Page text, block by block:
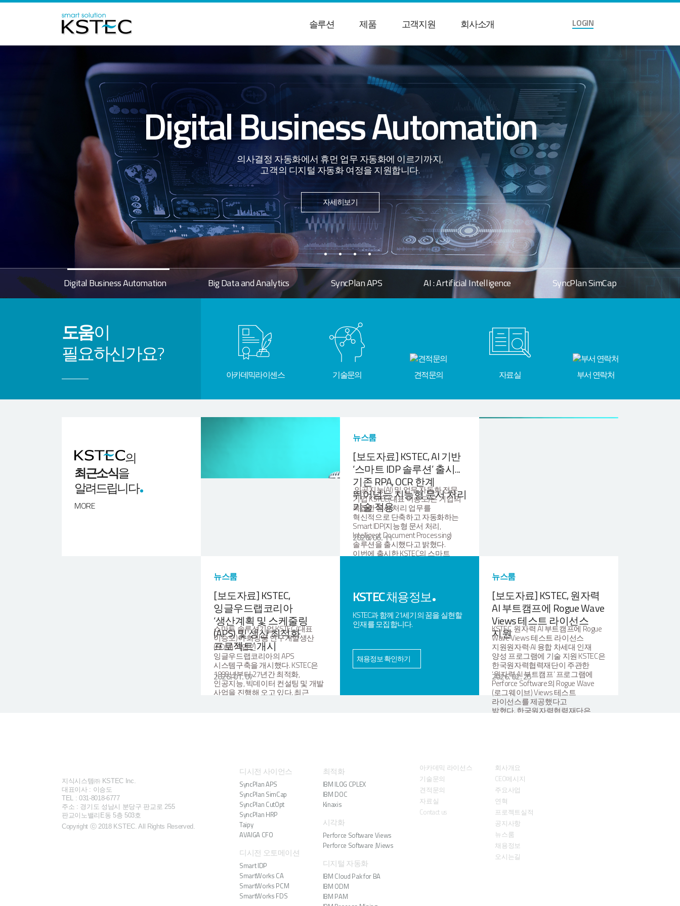
솔루션 제품 고객지원 회사소개 LOGIN
Digital Business Automation
의사결정 자동화에서 휴먼 업무 자동화에 이르기까지,
고객의 디지털 자동화 여정을 지원합니다.
자세히보기
Digital Business Automation Big Data and Analytics SyncPlan APS AI : Artificial Intelligence SyncPlan SimCap
도움이
필요하신가요?
아카데믹라이센스 기술문의 견적문의 자료실 부서 연락처
의
최근소식을
알려드립니다
MORE
뉴스룸
[보도자료] KSTEC, AI 기반
‘스마트 IDP 솔루션’ 출시...
기존 RPA, OCR 한계
뛰어넘는 지능형 문서 처리
기술 적용
인공지능(AI) 및 업무 자동화 전문
기업 KSTEC(대표 이승도)은 기업의
복잡한 문서 처리 업무를
혁신적으로 단축하고 자동화하는
Smart IDP(지능형 문서 처리,
Intelligent Document Processing)
솔루션을 출시했다고 밝혔다.
이번에 출시한 KSTEC의 스마트
(ML) 알고리즘을 결합해 문서의
맥락까지 이해하는 지능형 자동화
확인하고 입력해야 했던 인보이스,
영수증, 계약서, 발주서 등 다양한
추출할 수 있어, 기업의 수작업
부담을 줄이고 업무 효율을
극대화한다. 또한 스마트 IDP는
detection) 등 강화된 전처리(pre-
이르는 전 과정을 자동화함으로써,
수작업 대비 업무 처리 시간을
획기적으로 단축하고 불필요한
관리 비용을 크게 절감한다. KSTEC
Decision사업팀 김정호 기술이사는
“스마트 IDP 솔루션은 당사의
RPA(로보틱 프로세스 자동화),
역량과 결합해 기업의 핵심 자동화
업무 프로세스를 혁신하는 기반이
제약, 공공 등 대규모 문서 처리가
필수적인 산업군을 집중
공략하겠다”고 밝혔다. 한편
2026. 06. 11
뉴스룸
[보도자료] KSTEC, 원자력
AI 부트캠프에 Rogue Wave
Views 테스트 라이선스
지원
KSTEC, 원자력 AI 부트캠프에 Rogue
Wave Views 테스트 라이선스
지원원자력·AI 융합 차세대 인재
양성 프로그램에 기술 지원 KSTEC은
한국원자력협력재단이 주관한
‘원자력 AI 부트캠프’ 프로그램에
Perforce Software의 Rogue Wave
(로그웨이브) Views 테스트
라이선스를 제공했다고
밝혔다. 한국원자력협력재단은
차세대 인재 양성을 목표로
기획되었다. ‘원자력 AI 부트캠프’는
한국원자력협력재단과 UNIST
(울산과학기술원) 원자력공학과가
협력하여 2026년 2월 2일부터 2월
12일까지 약 2주간 진행되었다.
참여 학생들은 CNS(Compact
Nuclear Simulator)와 AI를 연계한
실습, 전문가 멘토링, 경진대회
등으로 구성된 집중 교육 과정을
수행했다. KSTEC은 참가 학생들이
2026. 02. 25
뉴스룸
[보도자료] KSTEC,
잉글우드랩코리아
‘생산계획 및 스케줄링
(APS) 및 생산 최적화
프로젝트’ 개시
스마트 솔루션기업 KSTEC (대표
이승도)이 화장품 연구개발생산
(ODM) 기업인
잉글우드랩코리아의 APS
시스템구축을 개시했다. KSTEC은
1998년부터 27년간 최적화,
인공지능, 빅데이터 컨설팅 및 개발
사업을 진행해 오고 있다. 최근
수상하는 등 탄탄한 강소 기업이다.
KSTEC은 2025년 1월,
코스메카코리아의 K-
스마트등대공장 APS 사업을 수주한
바 있다. 현재 시스템 안정화 단계에
접어들고 있다.
잉글우드랩코리아는 지난해 8월,
중소벤처기업부가 주관하는
‘2025년도 자율형공장 구축
지원사업’에 최종 선정됐다. ‘디지털
트윈 기반의 화장품 제조공정의
실시간 자율제어’를 목표로 네 가지
과제 프로젝트가 진행된다. 이 중
KSTEC은 APS 및 시뮬레이션을
활용한 생산 최적화 프로젝트를
2026. 01. 07
KSTEC채용정보
KSTEC과 함께 21세기의 꿈을 실현할
인재를 모집합니다.
채용정보 확인하기
지식시스템㈜ KSTEC Inc.
대표이사 : 이승도
TEL : 031-8018-6777
주소 : 경기도 성남시 분당구 판교로 255
판교이노밸리E동 5층 503호
Copyright ⓒ 2018 KSTEC. All Rights Reserved.
디시전 사이언스
SyncPlan APS
SyncPlan SimCap
SyncPlan CutOpt
SyncPlan HRP
Taipy
AVAIGA CFO
디시전 오토메이션
Smart IDP
SmartWorks CA
SmartWorks PCM
SmartWorks FDS
최적화
IBM ILOG CPLEX
IBM DOC
Kinaxis
시각화
Perforce Software Views
Perforce Software JViews
디지털 자동화
IBM Cloud Pak for BA
IBM ODM
IBM PAM
아카데믹 라이선스
기술문의
견적문의
자료실
Contact us
회사개요
CEO메시지
주요사업
연혁
프로젝트실적
공지사항
뉴스룸
채용정보
오시는길